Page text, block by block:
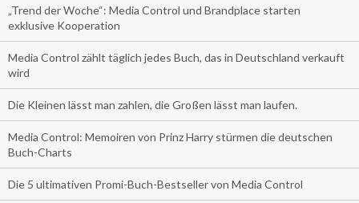
„Trend der Woche“: Media Control und Brandplace starten
exklusive Kooperation
Media Control zählt täglich jedes Buch, das in Deutschland verkauft
wird
Die Kleinen lässt man zahlen, die Großen lässt man laufen.
Media Control: Memoiren von Prinz Harry stürmen die deutschen
Buch-Charts
Die 5 ultimativen Promi-Buch-Bestseller von Media Control